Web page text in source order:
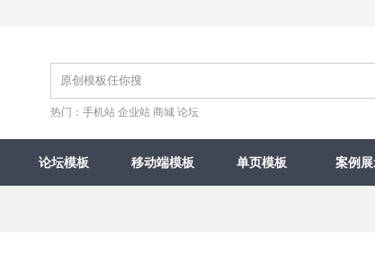
热门： 手机站 企业站 商城 论坛
论坛模板 移动端模板 单页模板 案例